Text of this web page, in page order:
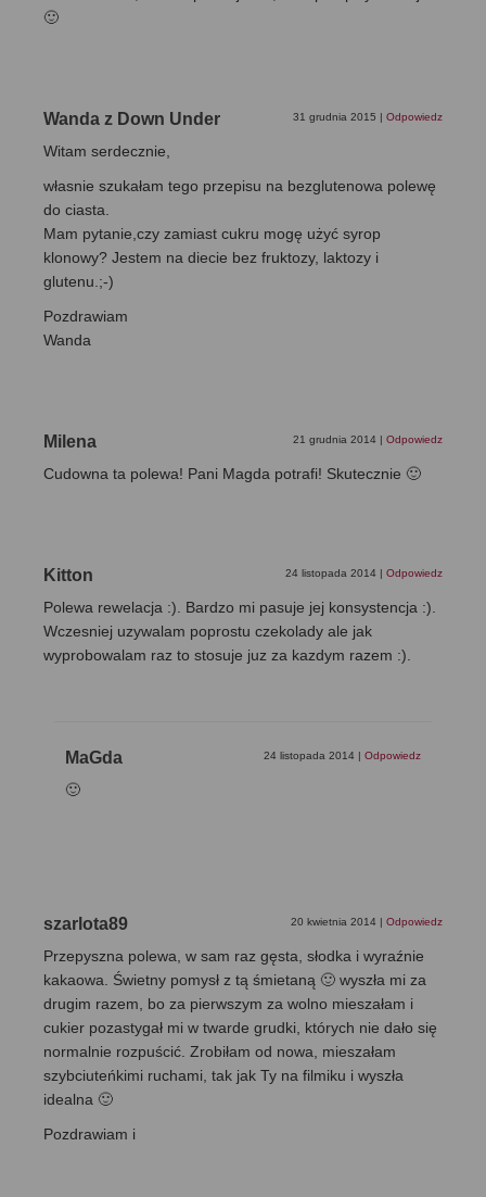
🙂
Wanda z Down Under 31 grudnia 2015 | Odpowiedz
Witam serdecznie,
własnie szukałam tego przepisu na bezglutenowa polewę
do ciasta.
Mam pytanie,czy zamiast cukru mogę użyć syrop
klonowy? Jestem na diecie bez fruktozy, laktozy i
glutenu.;-)
Pozdrawiam
Wanda
Milena 21 grudnia 2014 | Odpowiedz
Cudowna ta polewa! Pani Magda potrafi! Skutecznie 🙂
Kitton 24 listopada 2014 | Odpowiedz
Polewa rewelacja :). Bardzo mi pasuje jej konsystencja :).
Wczesniej uzywalam poprostu czekolady ale jak
wyprobowalam raz to stosuje juz za kazdym razem :).
MaGda 24 listopada 2014 | Odpowiedz
🙂
szarlota89 20 kwietnia 2014 | Odpowiedz
Przepyszna polewa, w sam raz gęsta, słodka i wyraźnie
kakaowa. Świetny pomysł z tą śmietaną 🙂 wyszła mi za
drugim razem, bo za pierwszym za wolno mieszałam i
cukier pozastygał mi w twarde grudki, których nie dało się
normalnie rozpuścić. Zrobiłam od nowa, mieszałam
szybciuteńkimi ruchami, tak jak Ty na filmiku i wyszła
idealna 🙂
Pozdrawiam i